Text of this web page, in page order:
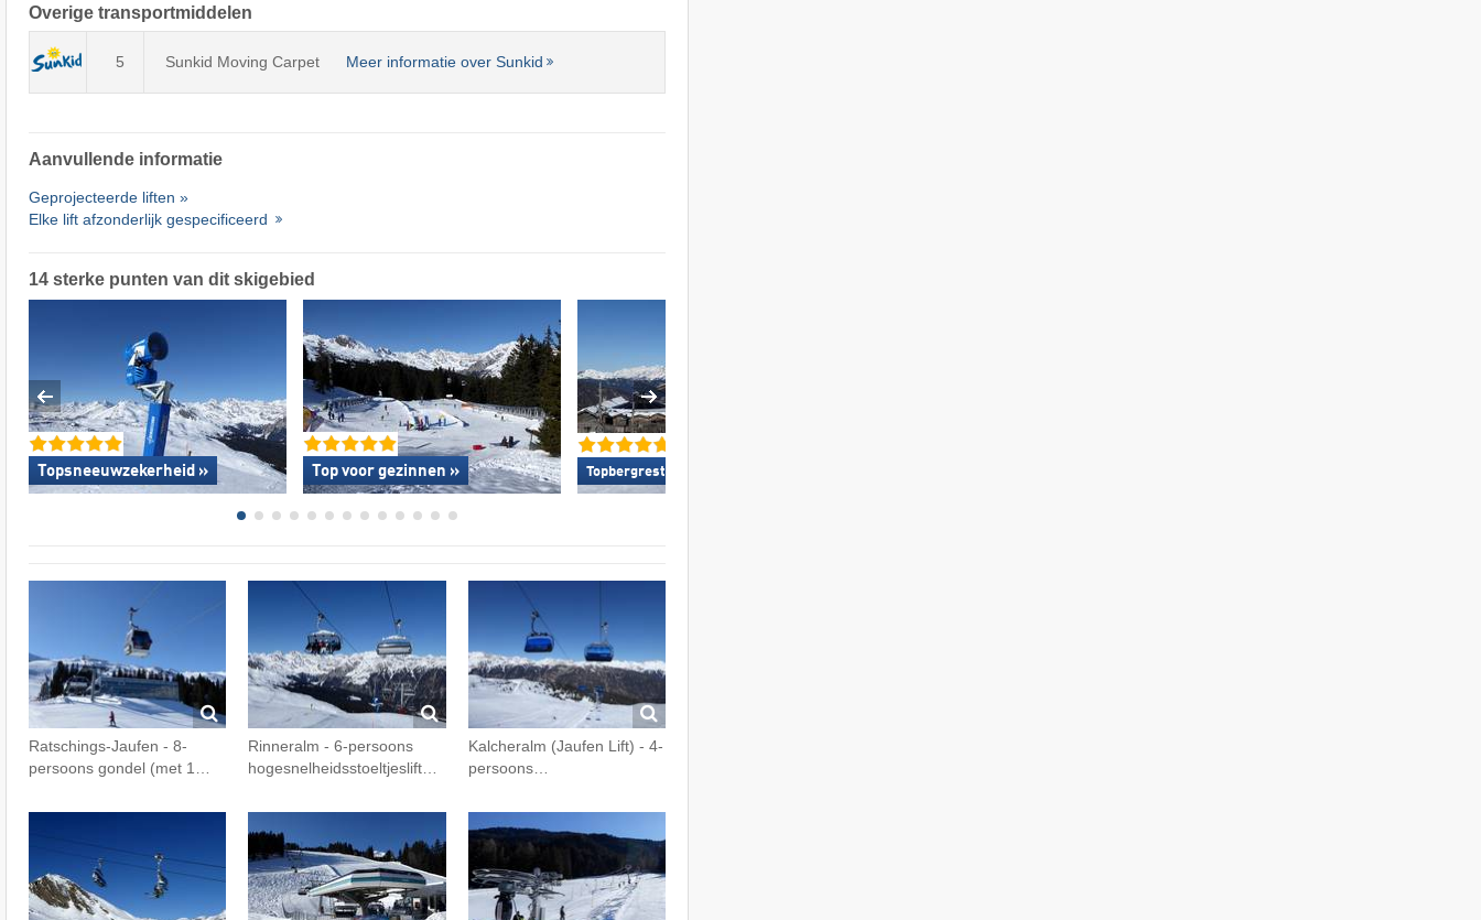
Overige transportmiddelen
5 Sunkid Moving Carpet Meer informatie over Sunkid
Aanvullende informatie
Geprojecteerde liften »
Elke lift afzonderlijk gespecificeerd
14 sterke punten van dit skigebied
Topsneeuwzekerheid » Top voor gezinnen » Topbergrestaurants/-hutten »
Ratschings-Jaufen - 8-
persoons gondel (met 1…
Rinneralm - 6-persoons
hogesnelheidsstoeltjeslift…
Kalcheralm (Jaufen Lift) - 4-
persoons…